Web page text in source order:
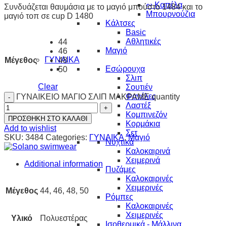
∾ Καπέλα
Μπουρνούζια
Κάλτσες
Basic
Αθλητικές
Μαγιό
ΓΥΝΑΙΚΑ
Εσώρουχα
Σλιπ
Σουτιέν
Φανέλες
Λαστέξ
Κομπινεζόν
Κορμάκια
Σετ
Νυχτικά
Καλοκαιρινά
Χειμερινά
Πυζάμες
Καλοκαιρινές
Χειμερινές
Ρόμπες
Καλοκαιρινές
Χειμερινές
Ισοθερμικά - Μάλλινα
Συνδυάζεται θαυμάσια με το μαγιό μπούστο 1484 και το
μαγιό τοπ σε cup D 1480
Μέγεθος
44
46
48
50
Clear
ΓΥΝΑΙΚΕΙΟ ΜΑΓΙΟ ΣΛΙΠ ΜΑΚΡΑΜΕ quantity
ΠΡΟΣΘΗΚΗ ΣΤΟ ΚΑΛΑΘΙ
Add to wishlist
SKU: 3484 Categories: ΓΥΝΑΙΚΑ,Μαγιό
Additional information
Μέγεθος 44, 46, 48, 50
Υλικό Πολυεστέρας